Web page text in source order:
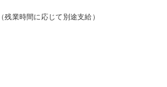
業時間に応じて別途支給）